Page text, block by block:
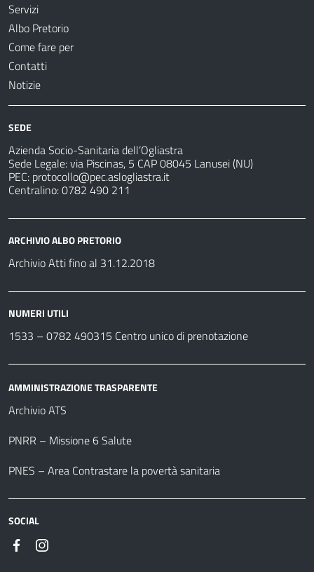
Servizi
Albo Pretorio
Come fare per
Contatti
Notizie
SEDE
Azienda Socio-Sanitaria dell’Ogliastra
Sede Legale: via Piscinas, 5 CAP 08045 Lanusei (NU)
PEC: protocollo@pec.aslogliastra.it
Centralino: 0782 490 211
ARCHIVIO ALBO PRETORIO
Archivio Atti fino al 31.12.2018
NUMERI UTILI
1533 – 0782 490315 Centro unico di prenotazione
AMMINISTRAZIONE TRASPARENTE
Archivio ATS
PNRR – Missione 6 Salute
PNES – Area Contrastare la povertà sanitaria
SOCIAL